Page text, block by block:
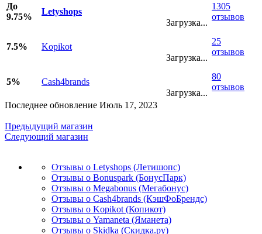
До
9.75%
Letyshops
Загрузка...
1305
отзывов
7.5%
Kopikot
Загрузка...
25
отзывов
5%
Cash4brands
Загрузка...
80
отзывов
Последнее обновление Июль 17, 2023
Предыдущий магазин
Следующий магазин
Отзывы о Letyshops (Летишопс)
Отзывы о Bonuspark (БонусПарк)
Отзывы о Megabonus (Мегабонус)
Отзывы о Cash4brands (КэшФоБрендс)
Отзывы о Kopikot (Копикот)
Отзывы о Yamaneta (Яманета)
Отзывы о Skidka (Скидка.ру)